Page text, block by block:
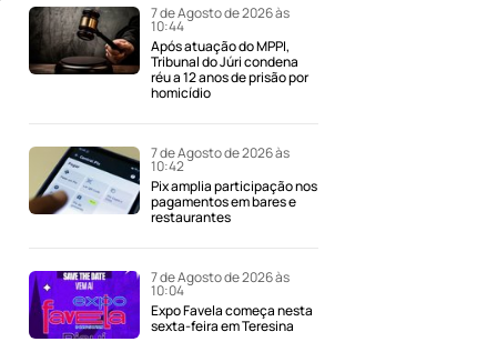
7 de Agosto de 2026 às
10:44
Após atuação do MPPI,
Tribunal do Júri condena
réu a 12 anos de prisão por
homicídio
7 de Agosto de 2026 às
10:42
Pix amplia participação nos
pagamentos em bares e
restaurantes
7 de Agosto de 2026 às
10:04
Expo Favela começa nesta
sexta-feira em Teresina